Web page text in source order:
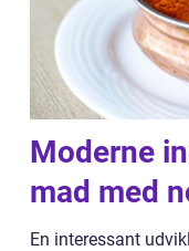
Moderne
mad med
En interessant